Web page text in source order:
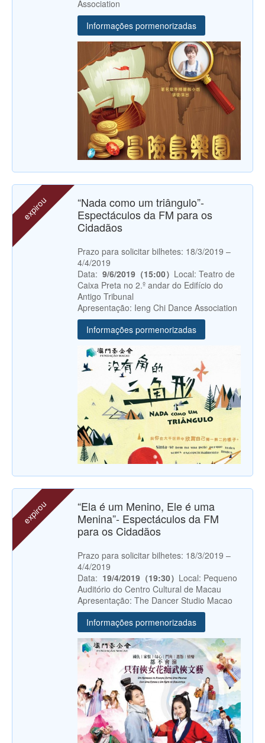
Association
Informações pormenorizadas
expirou
“Nada como um triângulo”-
Espectáculos da FM para os
Cidadãos
Prazo para solicitar bilhetes: 18/3/2019 –
4/4/2019
Data: 9/6/2019（15:00） Local: Teatro de
Caixa Preta no 2.º andar do Edifício do
Antigo Tribunal
Apresentação: Ieng Chi Dance Association
Informações pormenorizadas
expirou
“Ela é um Menino, Ele é uma
Menina”- Espectáculos da FM
para os Cidadãos
Prazo para solicitar bilhetes: 18/3/2019 –
4/4/2019
Data: 19/4/2019（19:30） Local: Pequeno
Auditório do Centro Cultural de Macau
Apresentação: The Dancer Studio Macao
Informações pormenorizadas